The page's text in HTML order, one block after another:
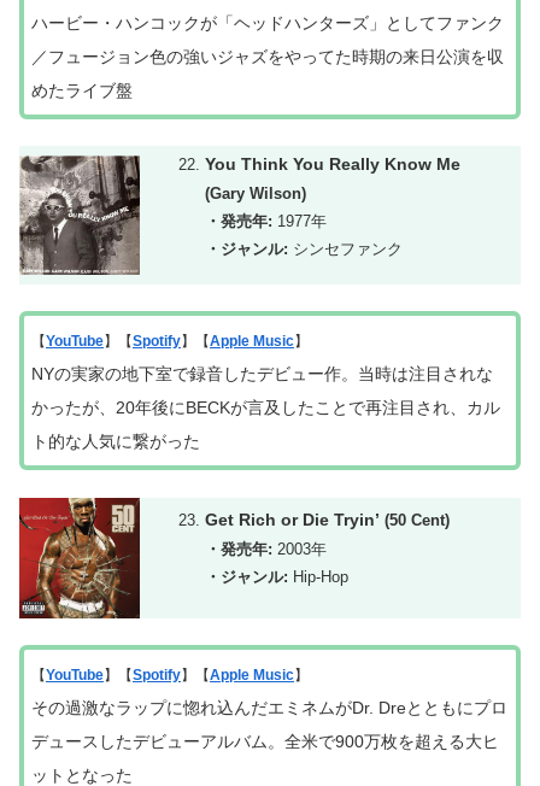
ハービー・ハンコックが「ヘッドハンターズ」としてファンク
／フュージョン色の強いジャズをやってた時期の来日公演を収
めたライブ盤
You Think You Really Know Me
(Gary Wilson)
・発売年: 1977年
・ジャンル: シンセファンク
【YouTube】【Spotify】【Apple Music】
NYの実家の地下室で録音したデビュー作。当時は注目されな
かったが、20年後にBECKが言及したことで再注目され、カル
ト的な人気に繋がった
Get Rich or Die Tryin’ (50 Cent)
・発売年: 2003年
・ジャンル: Hip-Hop
【YouTube】【Spotify】【Apple Music】
その過激なラップに惚れ込んだエミネムがDr. Dreとともにプロ
デュースしたデビューアルバム。全米で900万枚を超える大ヒ
ットとなった